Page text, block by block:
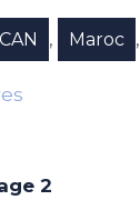
CAN , Maroc ,
2